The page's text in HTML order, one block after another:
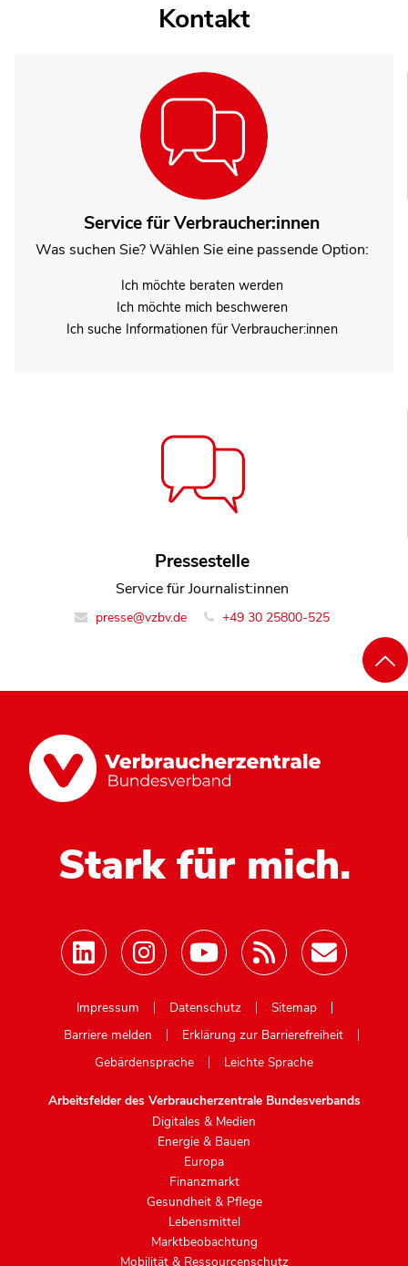
Kontakt
Service für Verbraucher:innen
Was suchen Sie? Wählen Sie eine passende Option:
Ich möchte beraten werden
Ich möchte mich beschweren
Ich suche Informationen für Verbraucher:innen
Pressestelle
Service für Journalist:innen
presse@vzbv.de +49 30 25800-525
Stark für mich.
Impressum
Datenschutz
Sitemap
Barriere melden
Erklärung zur Barrierefreiheit
Gebärdensprache
Leichte Sprache
Arbeitsfelder des Verbraucherzentrale Bundesverbands
Digitales & Medien
Energie & Bauen
Europa
Finanzmarkt
Gesundheit & Pflege
Lebensmittel
Marktbeobachtung
Mobilität & Ressourcenschutz